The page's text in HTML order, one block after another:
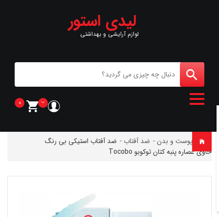
لیدی استور
لوازم آرایشی و بهداشتی
0
خانه پوست و بدن - ضد آفتاب - ضد آفتاب استیکی بی رنگ
حاوی عصاره پنبه کتان توکوبو Tocobo